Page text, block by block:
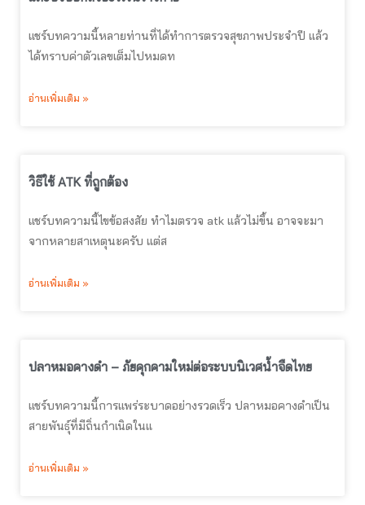
แชร์บทความนี้หลายท่านที่ได้ทำการตรวจสุขภาพประจำปี แล้ว
ได้ทราบค่าตัวเลขเต็มไปหมดท
อ่านเพิ่มเติม »
วิธีใช้ ATK ที่ถูกต้อง
แชร์บทความนี้ไขข้อสงสัย ทำไมตรวจ atk แล้วไม่ขึ้น อาจจะมา
จากหลายสาเหตุนะครับ แต่ส
อ่านเพิ่มเติม »
ปลาหมอคางดำ – ภัยคุกคามใหม่ต่อระบบนิเวศน้ำจืดไทย
แชร์บทความนี้การแพร่ระบาดอย่างรวดเร็ว ปลาหมอคางดำเป็น
สายพันธุ์ที่มีถิ่นกำเนิดในแ
อ่านเพิ่มเติม »